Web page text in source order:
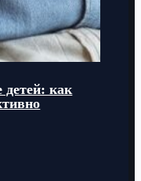
детей: как